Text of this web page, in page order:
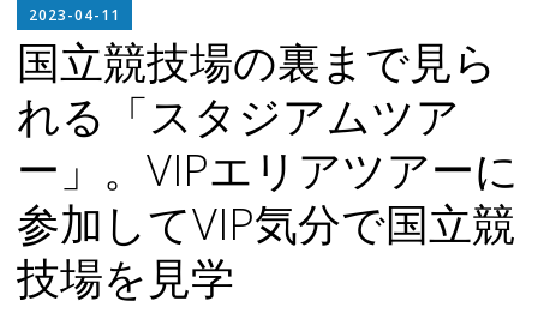
ン
テ
ン
ツ
へ
ス
ッ
プ
2023-04-11
CHIEF
国立競技場の裏まで見ら
れる「スタジアムツア
ー」。VIPエリアツアーに
参加してVIP気分で国立競
技場を見学